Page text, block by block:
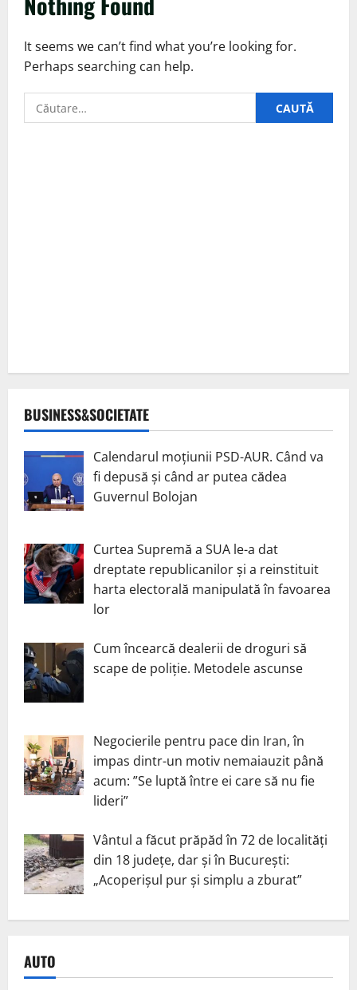
It seems we can’t find what you’re looking for.
Perhaps searching can help.
Caută
după:
BUSINESS&SOCIETATE
Calendarul moțiunii PSD-AUR. Când va
fi depusă și când ar putea cădea
Guvernul Bolojan
Curtea Supremă a SUA le-a dat
dreptate republicanilor și a reinstituit
harta electorală manipulată în favoarea
lor
Cum încearcă dealerii de droguri să
scape de poliție. Metodele ascunse
Negocierile pentru pace din Iran, în
impas dintr-un motiv nemaiauzit până
acum: ”Se luptă între ei care să nu fie
lideri”
Vântul a făcut prăpăd în 72 de localități
din 18 județe, dar și în București:
„Acoperișul pur și simplu a zburat”
AUTO